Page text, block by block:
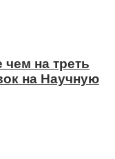
на треть
на Научную